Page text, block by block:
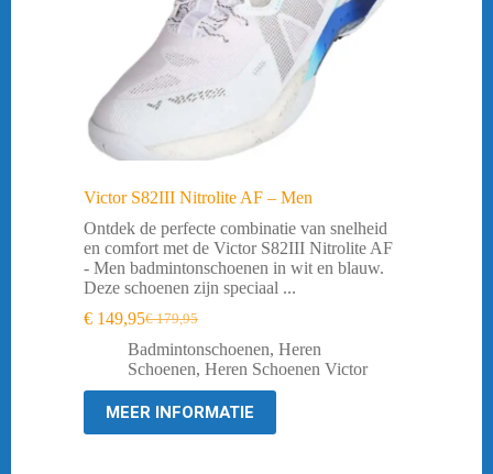
Victor S82III Nitrolite AF – Men
Ontdek de perfecte combinatie van snelheid
en comfort met de Victor S82III Nitrolite AF
- Men badmintonschoenen in wit en blauw.
Deze schoenen zijn speciaal ...
€179,95
Oorspronkelijke
prijs
was:
€ 179,95.
€ 149,95Huidige
prijs
is:
€ 149,95.
Badmintonschoenen, Heren
Schoenen, Heren Schoenen Victor
MEER INFORMATIE